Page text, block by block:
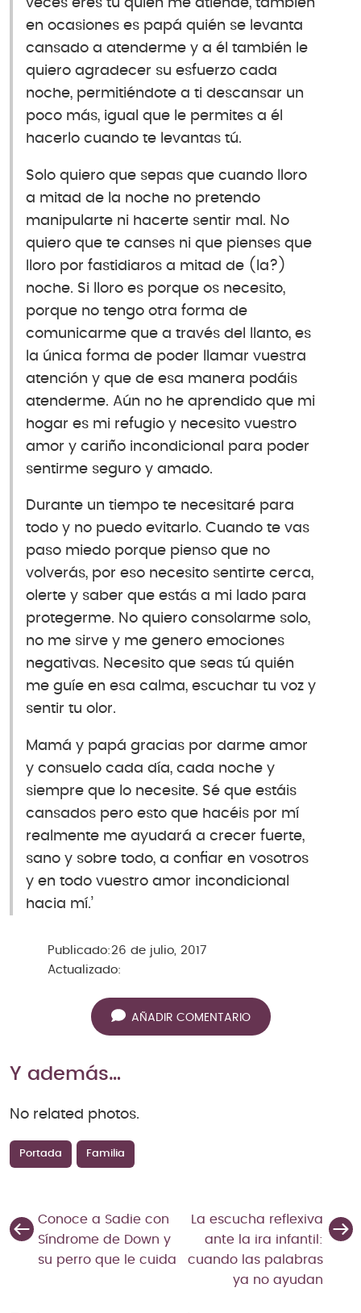
veces eres tú quién me atiende, también
en ocasiones es papá quién se levanta
cansado a atenderme y a él también le
quiero agradecer su esfuerzo cada
noche, permitiéndote a ti descansar un
poco más, igual que le permites a él
hacerlo cuando te levantas tú.
Solo quiero que sepas que cuando lloro
a mitad de la noche no pretendo
manipularte ni hacerte sentir mal. No
quiero que te canses ni que pienses que
lloro por fastidiaros a mitad de (la?)
noche. Si lloro es porque os necesito,
porque no tengo otra forma de
comunicarme que a través del llanto, es
la única forma de poder llamar vuestra
atención y que de esa manera podáis
atenderme. Aún no he aprendido que mi
hogar es mi refugio y necesito vuestro
amor y cariño incondicional para poder
sentirme seguro y amado.
Durante un tiempo te necesitaré para
todo y no puedo evitarlo. Cuando te vas
paso miedo porque pienso que no
volverás, por eso necesito sentirte cerca,
olerte y saber que estás a mi lado para
protegerme. No quiero consolarme solo,
no me sirve y me genero emociones
negativas. Necesito que seas tú quién
me guíe en esa calma, escuchar tu voz y
sentir tu olor.
Mamá y papá gracias por darme amor
y consuelo cada día, cada noche y
siempre que lo necesite. Sé que estáis
cansados pero esto que hacéis por mí
realmente me ayudará a crecer fuerte,
sano y sobre todo, a confiar en vosotros
y en todo vuestro amor incondicional
hacia mí.’
Publicado: 26 de julio, 2017
Actualizado:
AÑADIR COMENTARIO
Y además…
No related photos.
Portada Familia
Conoce a Sadie con
Síndrome de Down y
su perro que le cuida
La escucha reflexiva
ante la ira infantil:
cuando las palabras
ya no ayudan